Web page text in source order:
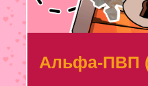
Альфа-ПВП